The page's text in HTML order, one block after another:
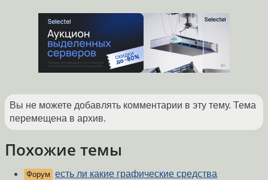
Вы не можете добавлять комментарии в эту тему. Тема
перемещена в архив.
Похожие темы
Форум есть ли какие графические средства